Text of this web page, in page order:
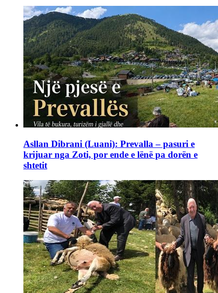
Asllan Dibrani (Luani): Prevalla – pasuri e
krijuar nga Zoti, por ende e lënë pa dorën e
shtetit